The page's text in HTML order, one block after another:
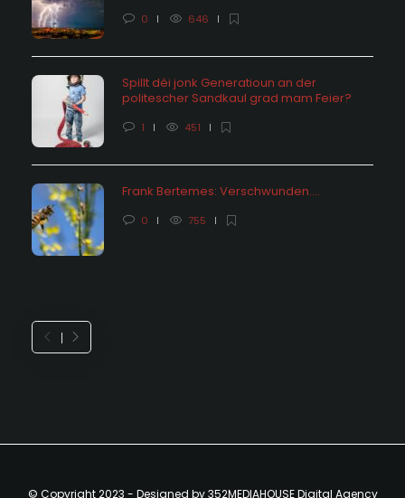
0 646
Spillt déi jonk Generatioun an der
politescher Sandkaul grad mam Feier?
1 451
Frank Bertemes: Verschwunden….
0 755
© Copyright 2023 - Designed by 352MEDIAHOUSE Digital Agency